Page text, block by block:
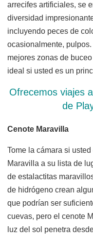
arrecifes artificiales, se
diversidad
incluyendo peces de
ocasionalmente,
mejores zonas de
ideal si usted es un
Ofrecemos viajes
de
Cenote Maravilla
Tome la cámara si
Maravilla a su lista de
de estalactitas
de hidrógeno crean
que podrían ser
cuevas, pero el cenote
luz del sol penetra